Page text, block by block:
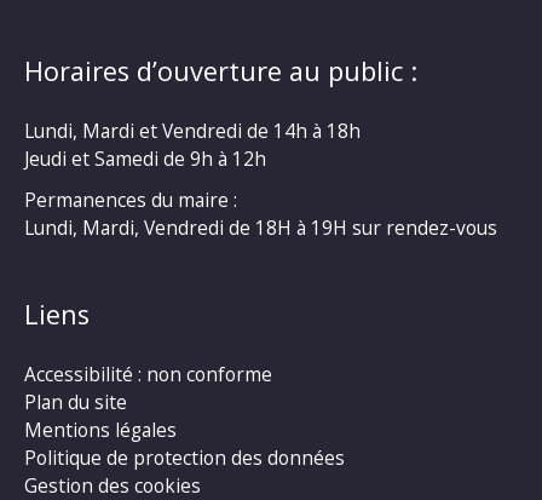
Horaires d’ouverture au public :
Lundi, Mardi et Vendredi de 14h à 18h
Jeudi et Samedi de 9h à 12h
Permanences du maire :
Lundi, Mardi, Vendredi de 18H à 19H sur rendez-vous
Liens
Accessibilité : non conforme
Plan du site
Mentions légales
Politique de protection des données
Gestion des cookies